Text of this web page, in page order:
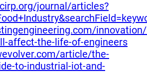
journal/articles?
affect-the-life-of-engineers
article/the-
to-industrial-iot-and-